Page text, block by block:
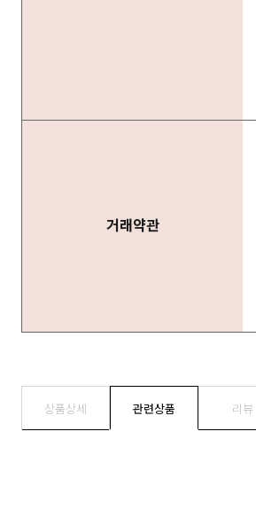
거래약관
상품상세 관련상품 리뷰